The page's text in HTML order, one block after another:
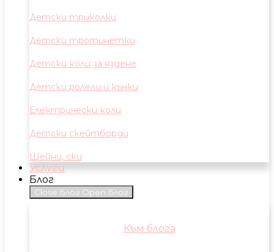
Детски триколки
Детски тротинетки
Детски коли за яздене
Детски ролели и кънки
Електрически коли
Детски скейтборди
Шейни, ски
Услуги
Блог
Close Блог Open Блог
Към блога